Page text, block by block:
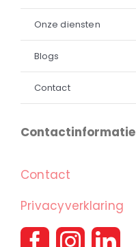
Onze diensten
Blogs
Contact
Contactinformatie
Contact
Privacyverklaring